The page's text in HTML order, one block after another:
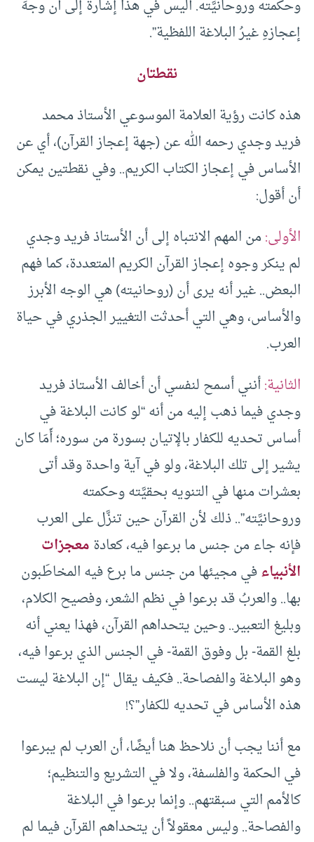
وحكمته وروحانيَّته. أليس في هذا إشارة إلى أن وجهَ
إعجازهِ غيرُ البلاغة اللفظية”.
نقطتان
هذه كانت رؤية العلامة الموسوعي الأستاذ محمد
فريد وجدي رحمه الله عن (جهة إعجاز القرآن)، أي عن
الأساس في إعجاز الكتاب الكريم.. وفي نقطتين يمكن
أن أقول:
الأولى:من المهم الانتباه إلى أن الأستاذ فريد وجدي
لم ينكر وجوه إعجاز القرآن الكريم المتعددة، كما فهم
البعض.. غير أنه يرى أن (روحانيته) هي الوجه الأبرز
والأساس، وهي التي أحدثت التغيير الجذري في حياة
العرب.
الثانية:أنني أسمح لنفسي أن أخالف الأستاذ فريد
وجدي فيما ذهب إليه من أنه “لو كانت البلاغة في
أساس تحديه للكفار بالإتيان بسورة من سوره؛ أَمَا كان
يشير إلى تلك البلاغة، ولو في آية واحدة وقد أتى
بعشرات منها في التنويه بحقيَّته وحكمته
وروحانيَّته”.. ذلك لأن القرآن حين تنزَّل على العرب
فإنه جاء من جنس ما برعوا فيه، كعادةمعجزات
الأنبياءفي مجيئها من جنس ما برع فيه المخاطَبون
بها.. والعربُ قد برعوا في نظم الشعر، وفصيح الكلام،
وبليغ التعبير.. وحين يتحداهم القرآن، فهذا يعني أنه
بلغ القمة- بل وفوق القمة- في الجنس الذي برعوا فيه،
وهو البلاغة والفصاحة.. فكيف يقال “إن البلاغة ليست
هذه الأساس في تحديه للكفار”؟!
مع أننا يجب أن نلاحظ هنا أيضًا، أن العرب لم يبرعوا
في الحكمة والفلسفة، ولا في التشريع والتنظيم؛
كالأمم التي سبقتهم.. وإنما برعوا في البلاغة
والفصاحة.. وليس معقولاً أن يتحداهم القرآن فيما لم